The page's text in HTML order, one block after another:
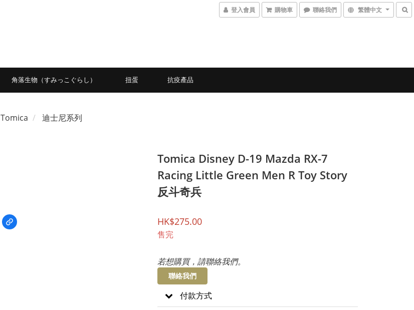
登入會員 購物車 聯絡我們 繁體中文
角落生物（すみっこぐらし） 扭蛋 抗疫產品
Tomica 迪士尼系列
Tomica Disney D-19 Mazda RX-7
Racing Little Green Men R Toy Story
反斗奇兵
HK$275.00
售完
若想購買，請聯絡我們。
聯絡我們
付款方式